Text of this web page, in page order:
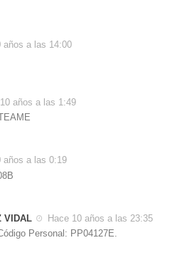
años a las 14:00
años a las 1:49
años a las 0:19
VIDAL
Hace 10 años a las 23:35
Personal: PP04127E.